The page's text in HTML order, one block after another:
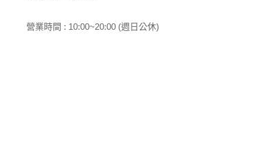
營業時間 : 10:00~20:00 (週日公休)